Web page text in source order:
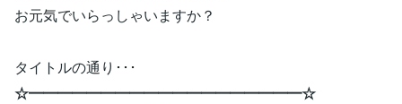
お元気でいらっしゃいますか？
タイトルの通り･･･
☆━━━━━━━━━━━━━━━━━━━☆